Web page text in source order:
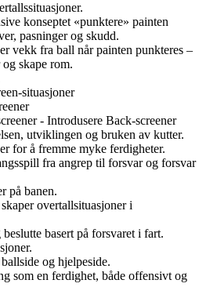
konseptet «punktere» painten
pasninger og skudd.
vekk fra ball når painten punkteres –
og skape rom.
situasjoner
- Introdusere Back-screener
utviklingen og bruken av kutter.
for å fremme myke ferdigheter.
fra angrep til forsvar og forsvar
på banen.
overtallsituasjoner i
basert på forsvaret i fart.
og hjelpeside.
som en ferdighet, både offensivt og